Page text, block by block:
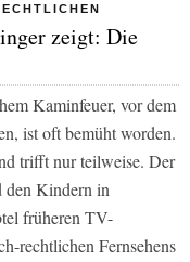
zeigt: Die
Kaminfeuer, vor dem
ist oft bemüht worden.
trifft nur teilweise. Der
den Kindern in
früheren TV-
rechtlichen Fernsehens